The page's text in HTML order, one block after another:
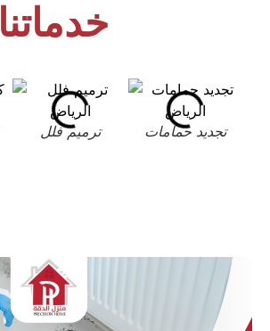
خدماتنا
ترميم فلل تجديد حمامات